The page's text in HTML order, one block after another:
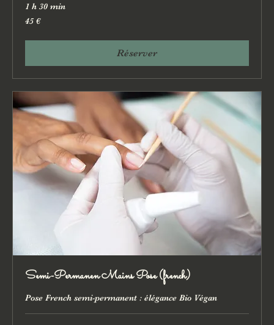
1 h 30 min
45
euros
45 €
Réserver
Semi-Permanen Mains Pose (french)
Pose French semi-permanent : élégance Bio Végan